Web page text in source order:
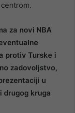
za novi NBA
protiv Turske i
zadovoljstvo,
u
drugog kruga